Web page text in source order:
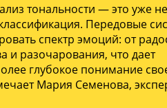
тональности — это уже не
Передовые
спектр эмоций: от
и разочарования, что дает
глубокое понимание
Мария Семенова,